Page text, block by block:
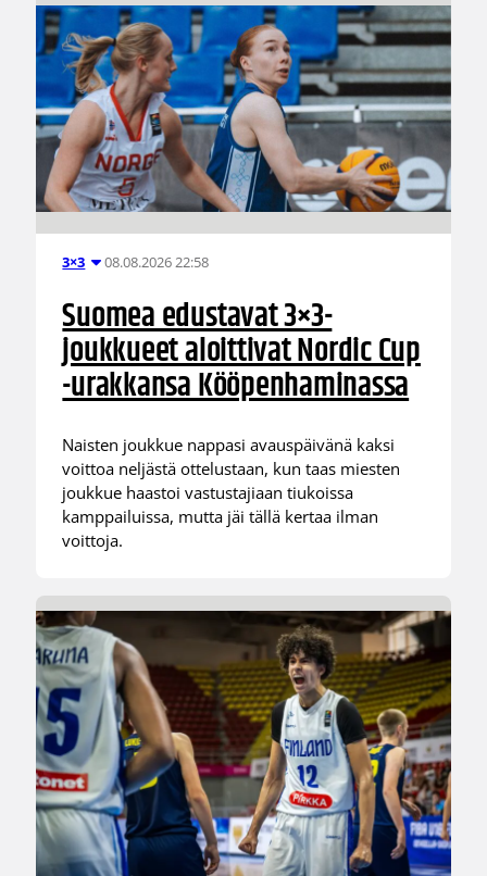
3×3 08.08.2026 22:58
Suomea edustavat 3×3-
joukkueet aloittivat Nordic Cup
-urakkansa Kööpenhaminassa
Naisten joukkue nappasi avauspäivänä kaksi
voittoa neljästä ottelustaan, kun taas miesten
joukkue haastoi vastustajiaan tiukoissa
kamppailuissa, mutta jäi tällä kertaa ilman
voittoja.